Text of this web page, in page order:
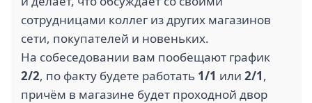
сотрудницами коллег из других магазинов
сети, покупателей и новеньких.
На собеседовании вам пообещают график
2/2, по факту будете работать 1/1 или 2/1,
причём в магазине будет проходной двор